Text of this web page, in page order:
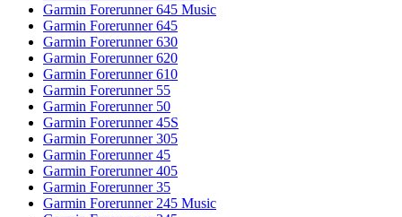
Garmin Forerunner 645 Music
Garmin Forerunner 645
Garmin Forerunner 630
Garmin Forerunner 620
Garmin Forerunner 610
Garmin Forerunner 55
Garmin Forerunner 50
Garmin Forerunner 45S
Garmin Forerunner 305
Garmin Forerunner 45
Garmin Forerunner 405
Garmin Forerunner 35
Garmin Forerunner 245 Music